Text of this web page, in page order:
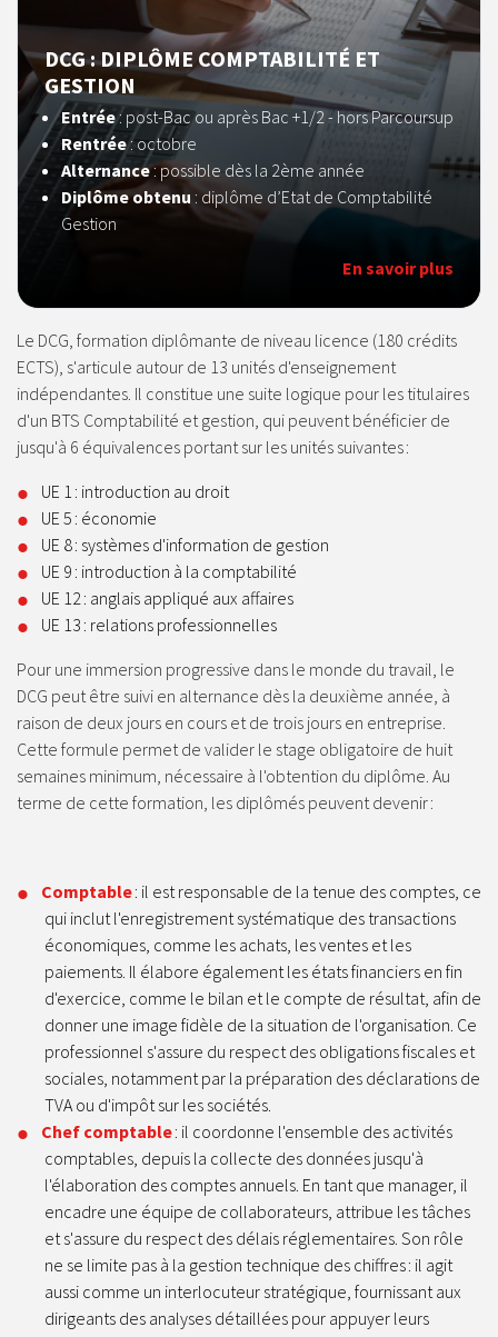
DCG : DIPLÔME COMPTABILITÉ ET
GESTION
Entrée:post-Bac ou après Bac +1/2 - hors Parcoursup
Rentrée: octobre
Alternance: possible dès la 2ème année
Diplôme obtenu : diplôme d’Etat de Comptabilité
Gestion
En savoir plus
Le DCG, formation diplômante de niveau licence (180 crédits
ECTS), s'articule autour de 13 unités d'enseignement
indépendantes. Il constitue une suite logique pour les titulaires
d'un BTS Comptabilité et gestion, qui peuvent bénéficier de
jusqu'à 6 équivalences portant sur les unités suivantes :
UE 1 : introduction au droit
UE 5 : économie
UE 8 : systèmes d'information de gestion
UE 9 : introduction à la comptabilité
UE 12 : anglais appliqué aux affaires
UE 13 : relations professionnelles
Pour une immersion progressive dans le monde du travail, le
DCG peut être suivi en alternance dès la deuxième année, à
raison de deux jours en cours et de trois jours en entreprise.
Cette formule permet de valider le stage obligatoire de huit
semaines minimum, nécessaire à l'obtention du diplôme. Au
terme de cette formation, les diplômés peuvent devenir :
Comptable: il est responsable de la tenue des comptes, ce
qui inclut l'enregistrement systématique des transactions
économiques, comme les achats, les ventes et les
paiements. Il élabore également les états financiers en fin
d'exercice, comme le bilan et le compte de résultat, afin de
donner une image fidèle de la situation de l'organisation. Ce
professionnel s'assure du respect des obligations fiscales et
sociales, notamment par la préparation des déclarations de
TVA ou d'impôt sur les sociétés.
Chef comptable: il coordonne l'ensemble des activités
comptables, depuis la collecte des données jusqu'à
l'élaboration des comptes annuels. En tant que manager, il
encadre une équipe de collaborateurs, attribue les tâches
et s'assure du respect des délais réglementaires. Son rôle
ne se limite pas à la gestion technique des chiffres : il agit
aussi comme un interlocuteur stratégique, fournissant aux
dirigeants des analyses détaillées pour appuyer leurs